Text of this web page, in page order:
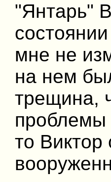
"Янтарь"
мне не
на нем
трещина,
проблемы
то Виктор